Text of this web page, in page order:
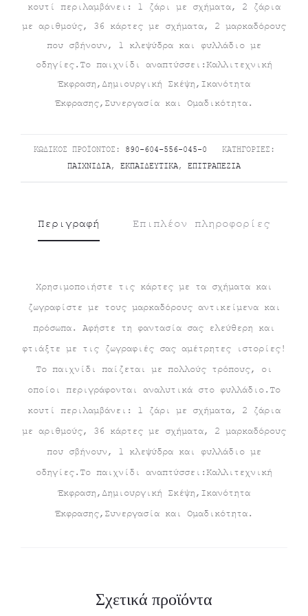
κουτί περιλαμβάνει: 1 ζάρι με σχήματα, 2 ζάρια
με αριθμούς, 36 κάρτες με σχήματα, 2 μαρκαδόρους
που σβήνουν, 1 κλεψύδρα και φυλλάδιο με
οδηγίες.Το παιχνίδι αναπτύσσει:Καλλιτεχνική
Έκφραση,Δημιουργική Σκέψη,Ικανότητα
Έκφρασης,Συνεργασία και Ομαδικότητα.
ΚΩΔΙΚΌΣ ΠΡΟΪΌΝΤΟΣ: 890-604-556-045-0
ΚΑΤΗΓΟΡΊΕΣ:
ΠΑΙΧΝΊΔΙΑ, ΕΚΠΑΙΔΕΥΤΙΚΆ, ΕΠΙΤΡΑΠΈΖΙΑ
Περιγραφή Επιπλέον πληροφορίες
Χρησιμοποιήστε τις κάρτες με τα σχήματα και
ζωγραφίστε με τους μαρκαδόρους αντικείμενα και
πρόσωπα. Αφήστε τη φαντασία σας ελεύθερη και
φτιάξτε με τις ζωγραφιές σας αμέτρητες ιστορίες!
Το παιχνίδι παίζεται με πολλούς τρόπους, οι
οποίοι περιγράφονται αναλυτικά στο φυλλάδιο.Το
κουτί περιλαμβάνει: 1 ζάρι με σχήματα, 2 ζάρια
με αριθμούς, 36 κάρτες με σχήματα, 2 μαρκαδόρους
που σβήνουν, 1 κλεψύδρα και φυλλάδιο με
οδηγίες.Το παιχνίδι αναπτύσσει:Καλλιτεχνική
Έκφραση,Δημιουργική Σκέψη,Ικανότητα
Έκφρασης,Συνεργασία και Ομαδικότητα.
Σχετικά προϊόντα